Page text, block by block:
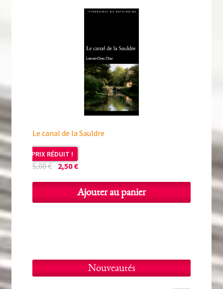
Le canal de la Sauldre
PRIX RÉDUIT !
5,00€Le
était :
2,50€Le
actuel
est :
Ajouter au panier
Nouveautés